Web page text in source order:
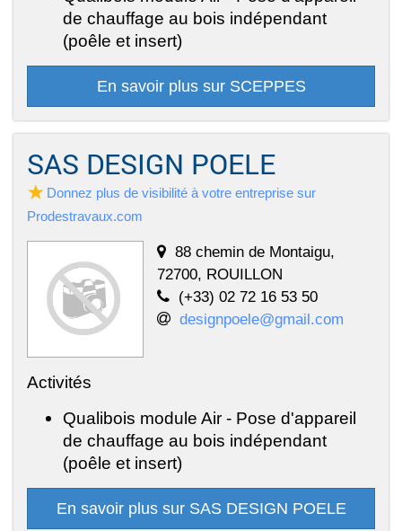
de chauffage au bois indépendant
(poêle et insert)
En savoir plus sur SCEPPES
SAS DESIGN POELE
Donnez plus de visibilité à votre entreprise sur
Prodestravaux.com
88 chemin de Montaigu,
72700, ROUILLON
(+33) 02 72 16 53 50
designpoele@gmail.com
Activités
Qualibois module Air - Pose d'appareil
de chauffage au bois indépendant
(poêle et insert)
En savoir plus sur SAS DESIGN POELE